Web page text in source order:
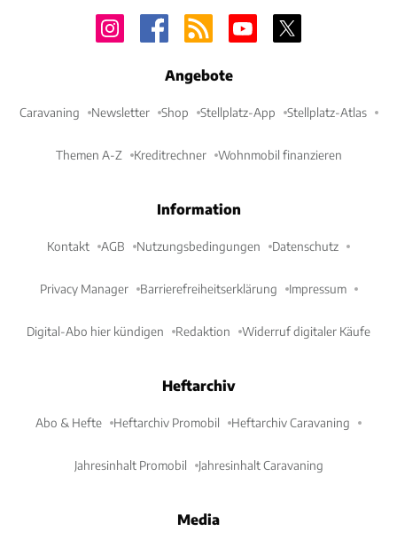
Angebote
Caravaning Newsletter Shop Stellplatz-App Stellplatz-Atlas
Themen A-Z Kreditrechner Wohnmobil finanzieren
Information
Kontakt AGB Nutzungsbedingungen Datenschutz
Privacy Manager Barrierefreiheitserklärung Impressum
Digital-Abo hier kündigen Redaktion Widerruf digitaler Käufe
Heftarchiv
Abo & Hefte Heftarchiv Promobil Heftarchiv Caravaning
Jahresinhalt Promobil Jahresinhalt Caravaning
Media